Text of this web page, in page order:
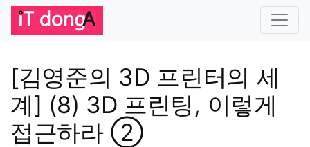
[김영준의 3D 프린터의 세
계] (8) 3D 프린팅, 이렇게
접근하라 ②